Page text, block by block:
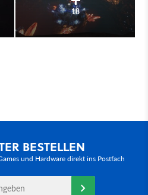
18
BESTELLEN
und Hardware direkt ins Postfach